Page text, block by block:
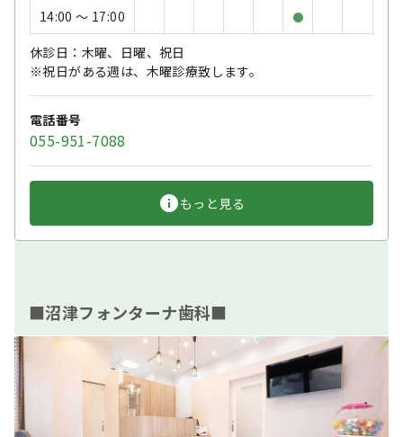
14:00 〜 17:00 ●
休診日：木曜、日曜、祝日
※祝日がある週は、木曜診療致します。
電話番号
055-951-7088
もっと見る
■沼津フォンターナ歯科■